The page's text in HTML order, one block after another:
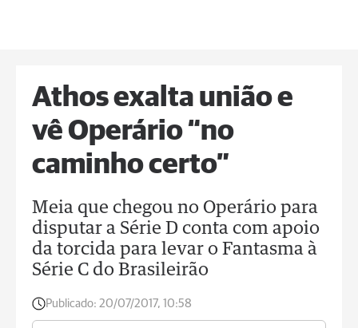
Athos exalta união e
vê Operário “no
caminho certo”
Meia que chegou no Operário para
disputar a Série D conta com apoio
da torcida para levar o Fantasma à
Série C do Brasileirão
Publicado: 20/07/2017, 10:58